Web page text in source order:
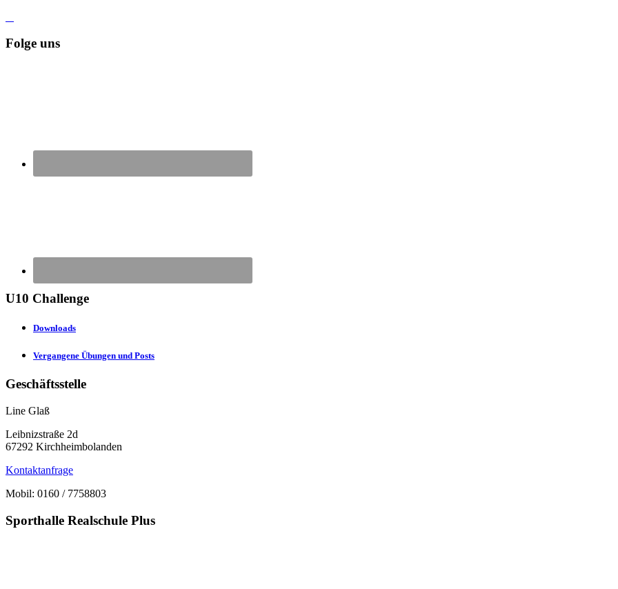
Folge uns
U10 Challenge
Downloads
Vergangene Übungen und Posts
Geschäftsstelle
Line Glaß
Leibnizstraße 2d
67292 Kirchheimbolanden
Kontaktanfrage
Mobil: 0160 / 7758803
Sporthalle Realschule Plus